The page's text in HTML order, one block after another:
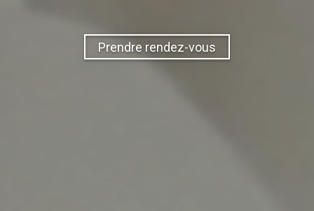
Prendre rendez-vous